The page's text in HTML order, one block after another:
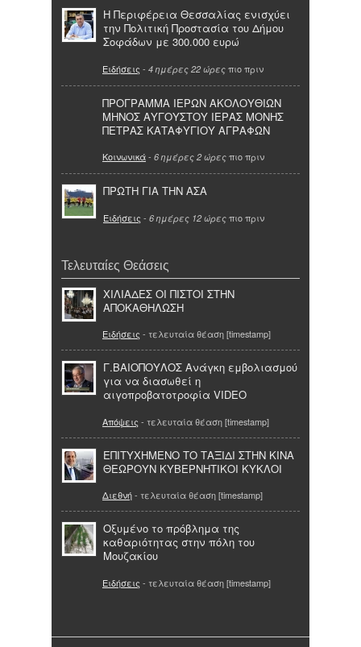
Η Περιφέρεια Θεσσαλίας ενισχύει
την Πολιτική Προστασία του Δήμου
Σοφάδων με 300.000 ευρώ
Ειδήσεις - 4 ημέρες 22 ώρες πιο πριν
ΠΡΟΓΡΑΜΜΑ ΙΕΡΩΝ ΑΚΟΛΟΥΘΙΩΝ
ΜΗΝΟΣ ΑΥΓΟΥΣΤΟΥ ΙΕΡΑΣ ΜΟΝΗΣ
ΠΕΤΡΑΣ ΚΑΤΑΦΥΓΙΟΥ ΑΓΡΑΦΩΝ
Κοινωνικά- 6 ημέρες 2 ώρες πιο πριν
ΠΡΩΤΗ ΓΙΑ ΤΗΝ ΑΣΑ
Ειδήσεις - 6 ημέρες 12 ώρες πιο πριν
Τελευταίες Θεάσεις
ΧΙΛΙΑΔΕΣ ΟΙ ΠΙΣΤΟΙ ΣΤΗΝ
ΑΠΟΚΑΘΗΛΩΣΗ
Ειδήσεις - τελευταία θέαση [timestamp]
Γ.ΒΑΙΟΠΟΥΛΟΣ Ανάγκη εμβολιασμού
για να διασωθεί η
αιγοπροβατοτροφία VIDEO
Απόψεις - τελευταία θέαση [timestamp]
ΕΠΙΤΥΧΗΜΕΝΟ ΤΟ ΤΑΞΙΔΙ ΣΤΗΝ ΚΙΝΑ
ΘΕΩΡΟΥΝ ΚΥΒΕΡΝΗΤΙΚΟΙ ΚΥΚΛΟΙ
Διεθνή- τελευταία θέαση [timestamp]
Οξυμένο το πρόβλημα της
καθαριότητας στην πόλη του
Μουζακίου
Ειδήσεις - τελευταία θέαση [timestamp]